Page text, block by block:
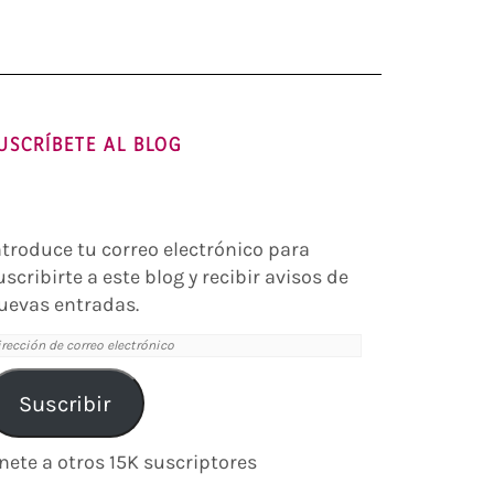
AL BLOG
tu correo electrónico para
a este blog y recibir avisos de
entradas.
Suscribir
a otros 15K suscriptores